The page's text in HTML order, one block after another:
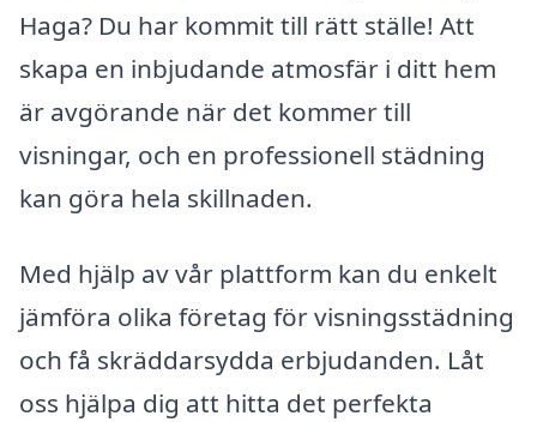
Haga? Du har kommit till rätt ställe! Att
skapa en inbjudande atmosfär i ditt hem
är avgörande när det kommer till
visningar, och en professionell städning
kan göra hela skillnaden.
Med hjälp av vår plattform kan du enkelt
jämföra olika företag för visningsstädning
och få skräddarsydda erbjudanden. Låt
oss hjälpa dig att hitta det perfekta